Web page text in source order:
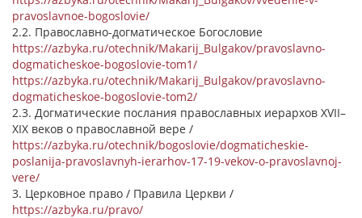
pravoslavnoe-bogoslovie/
2.2. Православно-догматическое Богословие
https://azbyka.ru/otechnik/Makarij_Bulgakov/pravoslavno-
dogmaticheskoe-bogoslovie-tom1/
https://azbyka.ru/otechnik/Makarij_Bulgakov/pravoslavno-
dogmaticheskoe-bogoslovie-tom2/
2.3. Догматические послания православных иерархов XVII–
XIX веков о православной вере /
https://azbyka.ru/otechnik/bogoslovie/dogmaticheskie-
poslanija-pravoslavnyh-ierarhov-17-19-vekov-o-pravoslavnoj-
vere/
3. Церковное право / Правила Церкви /
https://azbyka.ru/pravo/